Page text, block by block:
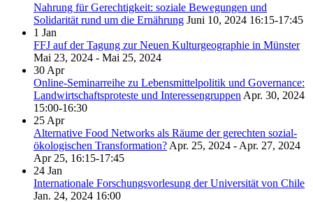
Nahrung für Gerechtigkeit: soziale Bewegungen und
Solidarität rund um die Ernährung Juni 10, 2024 16:15-17:45
1 Jan
FFJ auf der Tagung zur Neuen Kulturgeographie in Münster
Mai 23, 2024 - Mai 25, 2024
30 Apr
Online-Seminarreihe zu Lebensmittelpolitik und Governance:
Landwirtschaftsproteste und Interessengruppen Apr. 30, 2024
15:00-16:30
25 Apr
Alternative Food Networks als Räume der gerechten sozial-
ökologischen Transformation? Apr. 25, 2024 - Apr. 27, 2024
Apr 25, 16:15-17:45
24 Jan
Internationale Forschungsvorlesung der Universität von Chile
Jan. 24, 2024 16:00